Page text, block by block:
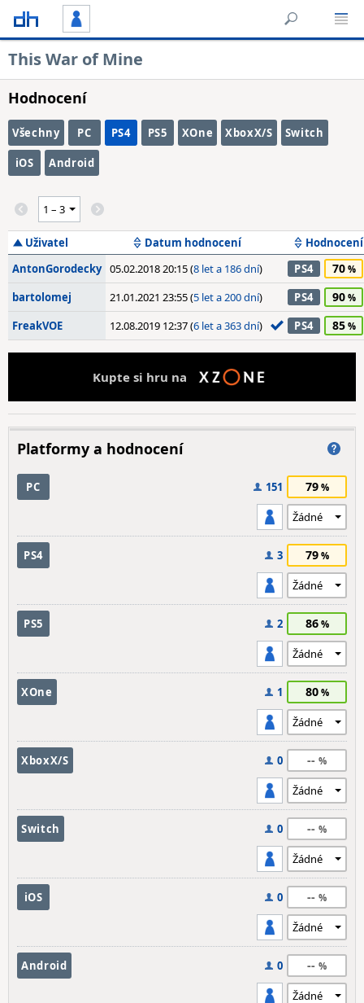
This War of Mine
Hodnocení
Všechny PC PS4 PS5 XOne XboxX/S Switch
iOS Android
Uživatel Datum hodnocení
Hodnocení
AntonGorodecky 05.02.2018 20:15 (8 let a 186 dní) PS4 70
bartolomej 21.01.2021 23:55 (5 let a 200 dní) PS4 90
FreakVOE 12.08.2019 12:37 (6 let a 363 dní) PS4 85
Kupte si hru na
Platformy a hodnocení
PC 151 79
PS4 3 79
PS5 2 86
XOne 1 80
XboxX/S 0 --
Switch 0 --
iOS 0 --
Android 0 --